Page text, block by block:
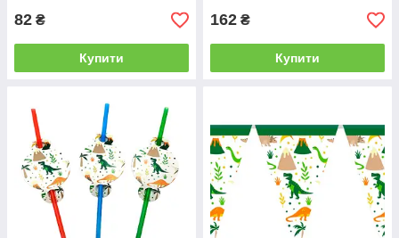
82 ₴
Купити
162 ₴
Купити